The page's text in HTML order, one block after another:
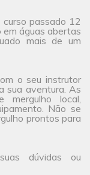
passado 12
em águas abertas
mais de um
o seu instrutor
sua aventura. As
mergulho local,
Não se
prontos para
dúvidas ou